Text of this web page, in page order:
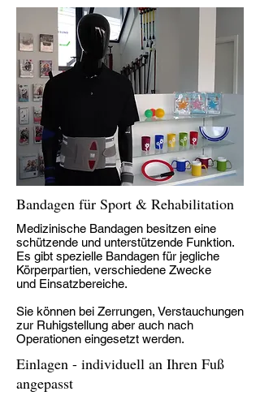
Bandagen für Sport & Rehabilitation
Medizinische Bandagen besitzen eine
schützende und unterstützende Funktion.
Es gibt spezielle Bandagen für jegliche
Körperpartien, verschiedene Zwecke
und Einsatzbereiche.
Sie können bei Zerrungen, Verstauchungen
zur Ruhigstellung aber auch nach
Operationen eingesetzt werden.
Einlagen - individuell an Ihren Fuß
angepasst